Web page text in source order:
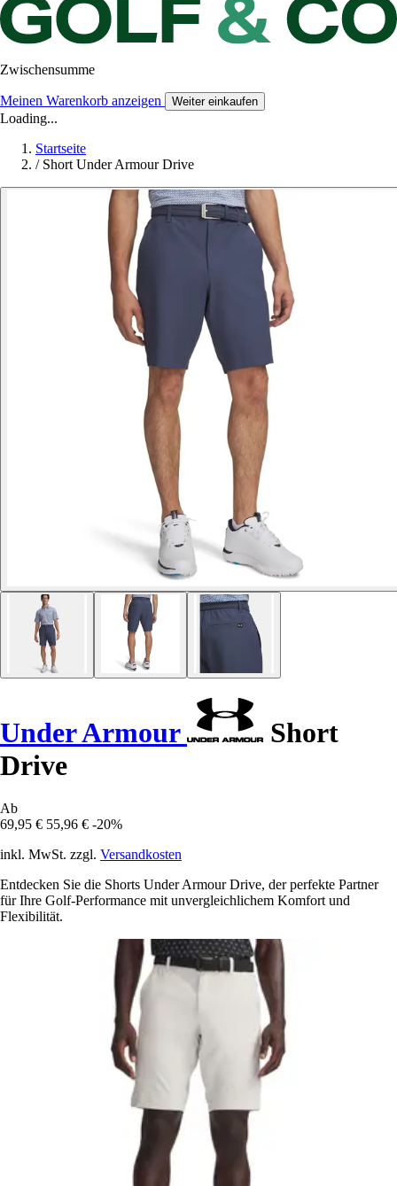
Zwischensumme
Meinen Warenkorb anzeigen Weiter einkaufen
Loading...
Startseite
/ Short Under Armour Drive
Under Armour
Short
Drive
Ab
69,95 € 55,96 € -20%
inkl. MwSt. zzgl. Versandkosten
Entdecken Sie die Shorts Under Armour Drive, der perfekte Partner
für Ihre Golf-Performance mit unvergleichlichem Komfort und
Flexibilität.